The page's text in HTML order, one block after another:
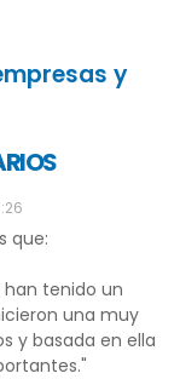
y
que:
han tenido un
una muy
y basada en ella